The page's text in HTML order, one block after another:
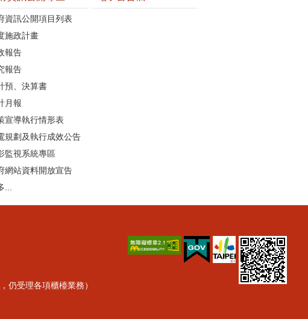
資訊公開項目列表
施政計畫
報告
報告
預、決算書
月報
宣導執行情形表
規劃及執行成效公告
監視系統專區
網站資料開放宣告
...
仍受理各項櫃檯業務）